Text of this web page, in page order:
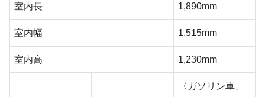
室内長 1,890mm
室内幅 1,515mm
室内高 1,230mm
〈ガソリン車、